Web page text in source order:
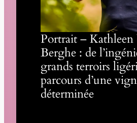
Portrait – Kathleen
Berghe : de
grands terroirs
parcours d’une
déterminée